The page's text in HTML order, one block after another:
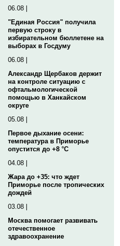
06.08 |
"Единая Россия" получила
первую строку в
избирательном бюллетене на
выборах в Госдуму
06.08 |
Александр Щербаков держит
на контроле ситуацию с
офтальмологической
помощью в Ханкайском
округе
05.08 |
Первое дыхание осени:
температура в Приморье
опустится до +8 °C
04.08 |
Жара до +35: что ждет
Приморье после тропических
дождей
03.08 |
Москва помогает развивать
отечественное
здравоохранение